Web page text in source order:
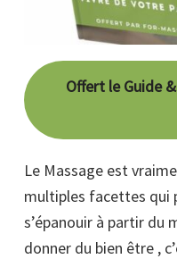
Offert le Guide
Le Massage est
multiples facettes qui
s’épanouir à partir du
donner du bien être ,